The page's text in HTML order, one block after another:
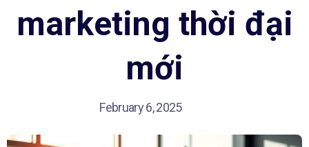
marketing thời đại
mới
February 6, 2025